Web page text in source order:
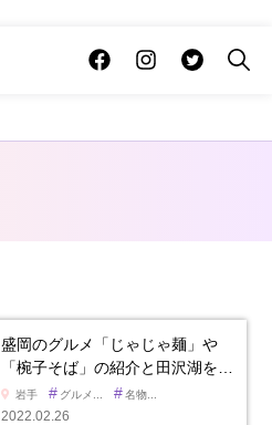
盛岡のグルメ「じゃじゃ麺」や
「椀子そば」の紹介と田沢湖を…
岩手 # グルメ... #名物...
2022.02.26